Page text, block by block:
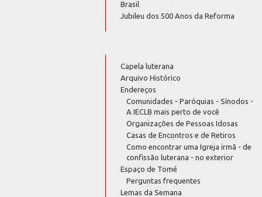
Brasil
Jubileu dos 500 Anos da Reforma
Capela luterana
Arquivo Histórico
Endereços
Comunidades - Paróquias - Sínodos -
A IECLB mais perto de você
Organizações de Pessoas Idosas
Casas de Encontros e de Retiros
Como encontrar uma Igreja irmã - de
confissão luterana - no exterior
Espaço de Tomé
Perguntas frequentes
Lemas da Semana